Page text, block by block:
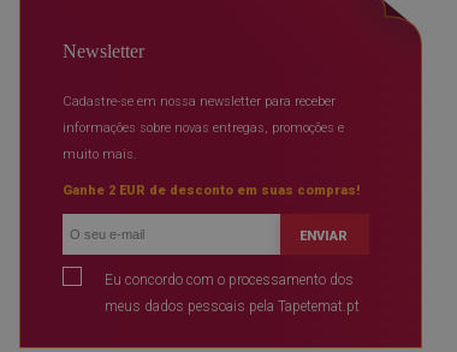
Newsletter
Cadastre-se em nossa newsletter para receber
informações sobre novas entregas, promoções e
muito mais.
Ganhe 2 EUR de desconto em suas compras!
ENVIAR
Eu concordo com o processamento dos
meus dados pessoais pela Tapetemat.pt